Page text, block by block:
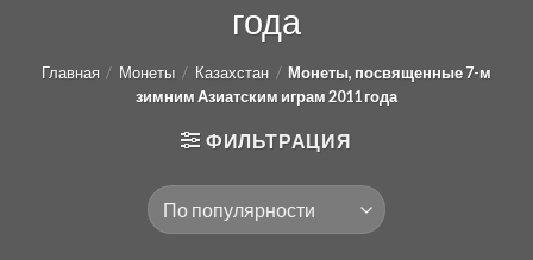
года
Главная / Монеты / Казахстан / Монеты, посвященные 7-м
зимним Азиатским играм 2011 года
ФИЛЬТРАЦИЯ